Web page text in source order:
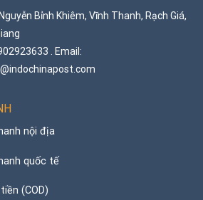
Bỉnh Khiêm, Vĩnh Thanh, Rạch Giá,
. Email:
nội địa
quốc tế
(COD)